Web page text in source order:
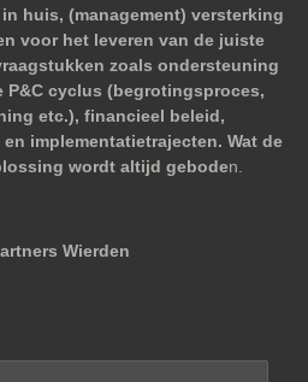
huis, (management) versterking
voor het leveren van de juiste
zoals ondersteuning
cyclus (begrotingsproces,
etc.), financieel beleid,
implementatietrajecten. Wat de
wordt altijd geboden.
Wierden